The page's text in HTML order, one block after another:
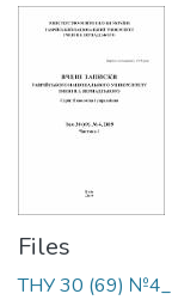
Files
ТНУ 30 (69)